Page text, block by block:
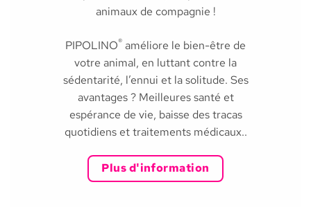
animaux de compagnie !
PIPOLINO® améliore le bien-être de
votre animal, en luttant contre la
sédentarité, l’ennui et la solitude. Ses
avantages ? Meilleures santé et
espérance de vie, baisse des tracas
quotidiens et traitements médicaux..
Plus d'information